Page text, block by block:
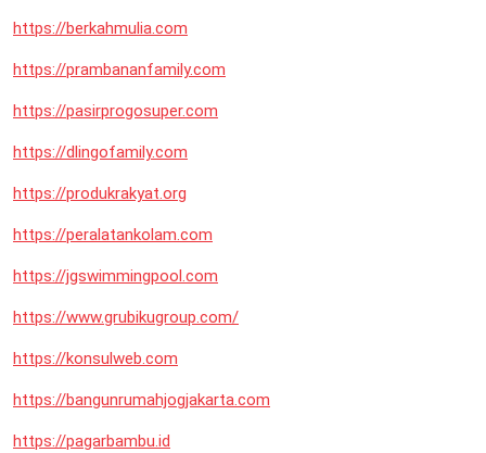
https://berkahmulia.com
https://prambananfamily.com
https://pasirprogosuper.com
https://dlingofamily.com
https://produkrakyat.org
https://peralatankolam.com
https://jgswimmingpool.com
https://www.grubikugroup.com/
https://konsulweb.com
https://bangunrumahjogjakarta.com
https://pagarbambu.id